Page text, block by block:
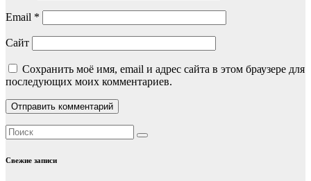
Email *
Сайт
Сохранить моё имя, email и адрес сайта в этом браузере для
последующих моих комментариев.
Свежие записи